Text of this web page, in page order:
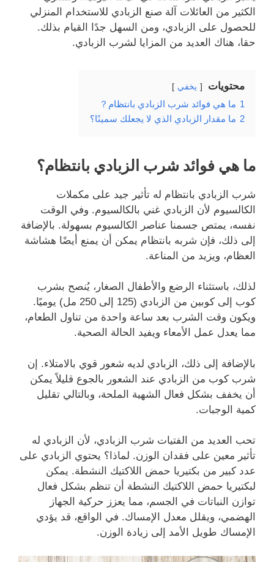
الكثير من العائلات آلة صنع الزبادي للاستخدام المنزلي
للحصول على الزبادي، ومن السهل جدًا القيام بذلك.
حقا، هناك العديد من المزايا لشرب الزبادي.
محتويات يخفي
ما هي فوائد شرب الزبادي بانتظام？
ما مقدار الزبادي الذي لا يجعلك سمينًا؟
ما هي فوائد شرب الزبادي بانتظام؟
شرب الزبادي بانتظام له تأثير جيد على مكملات
الكالسيوم لأن الزبادي غني بالكالسيوم. وفي الوقت
نفسه، يمتص جسمنا عناصر الكالسيوم بسهولة. بالإضافة
إلى ذلك، فإن شربه بانتظام يمكن أن يمنع أيضًا هشاشة
العظام، ويزيد من المناعة.
لذلك، باستثناء الرضع والأطفال الصغار، يُنصح بشرب
كوب إلى كوبين من الزبادي (125 إلى 250 مل) يوميًا.
ويكون وقت الشرب بعد ساعة واحدة من تناول الطعام،
مما يعدل عمل الأمعاء ويفيد الحالة الصحية.
بالإضافة إلى ذلك، الزبادي لديه شعور قوي بالامتلاء. إن
شرب كوب من الزبادي عند الشعور بالجوع قليلاً يمكن
أن يخفف بشكل فعال الشهية الملحة، وبالتالي تقليل
كمية الوجبات.
تحب العديد من الفتيات شرب الزبادي، لأن الزبادي له
تأثير معين على فقدان الوزن. لماذا؟ يحتوي الزبادي على
عدد كبير من بكتيريا حمض اللاكتيك النشطة. يمكن
لبكتيريا حمض اللاكتيك النشطة أن تنظم بشكل فعال
توازن النباتات في الجسم، مما يعزز حركية الجهاز
الهضمي، ويقلل معدل الإمساك. في الواقع، قد يؤدي
الإمساك طويل الأمد إلى زيادة الوزن.